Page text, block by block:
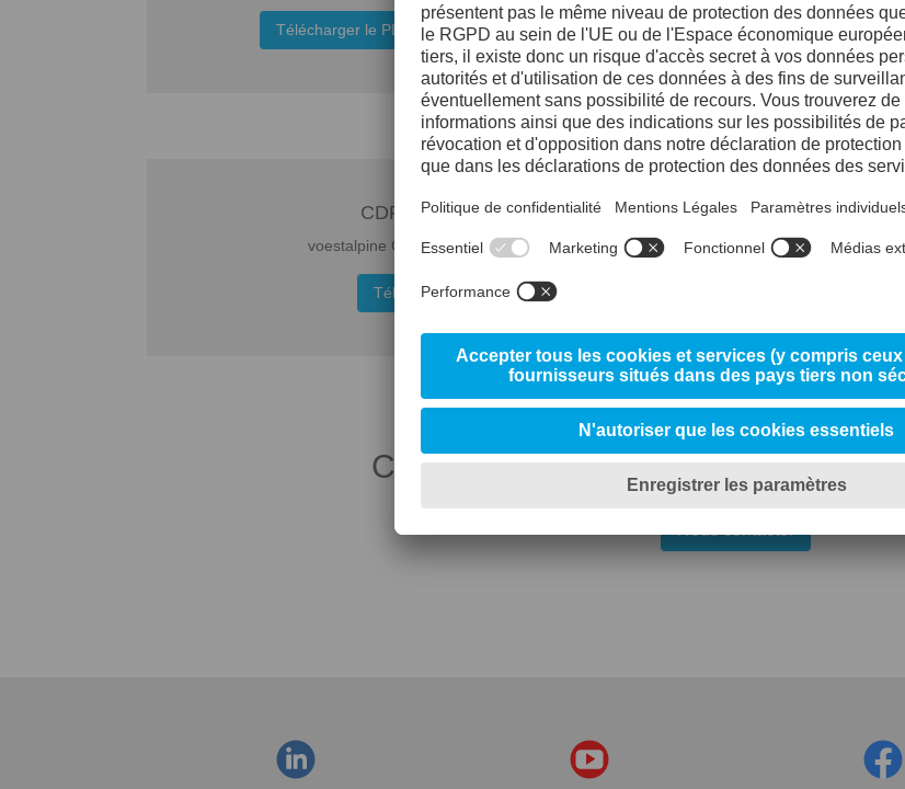
Télécharger le PDF Télécharger le PDF
CDP Score Report
voestalpine Climate change 2023 (EN)
Télécharger le PDF
Contactez-nous pour de plus